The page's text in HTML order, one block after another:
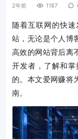
2年前 1187
随着互联网的快
站，无论是个人博
高效的网站背后离
开发者，了解和
的。本文爱网赚将
南。